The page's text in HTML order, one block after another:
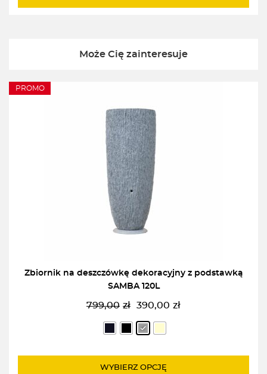
Może Cię zainteresuje
PROMO
Zbiornik na deszczówkę dekoracyjny z podstawką
SAMBA 120L
799,00 zł
Pierwotna
cena
wynosiła:
390,00 zł
Aktualna
cena
wynosi:
WYBIERZ OPCJĘ